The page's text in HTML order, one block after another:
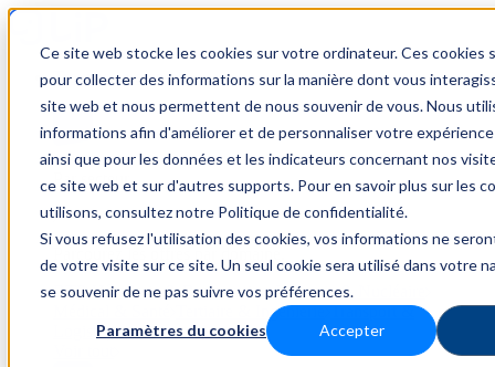
Ce site web stocke les cookies sur votre ordinateur. Ces cookies
pour collecter des informations sur la manière dont vous
site web et nous permettent de nous souvenir de vous. Nous
informations afin d'améliorer et de personnaliser votre
ainsi que pour les données et les indicateurs concernant nos
ce site web et sur d'autres supports. Pour en savoir plus sur les
utilisons, consultez notre Politique de confidentialité.
Si vous refusez l'utilisation des cookies, vos informations ne
de votre visite sur ce site. Un seul cookie sera utilisé dans votre
se souvenir de ne pas suivre vos préférences.
Paramètres du cookies Accepter
Trouver un emploi
Par secteur
BTP Hôtellerie & Restauration Industrie & Nucléaire
Tertiaire & Ingénierie Transport &
Logistique